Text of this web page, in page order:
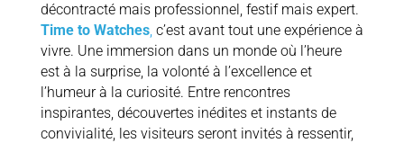
décontracté mais professionnel, festif mais expert.
Time to Watches, c’est avant tout une expérience à
vivre. Une immersion dans un monde où l’heure
est à la surprise, la volonté à l’excellence et
l’humeur à la curiosité. Entre rencontres
inspirantes, découvertes inédites et instants de
convivialité, les visiteurs seront invités à ressentir,